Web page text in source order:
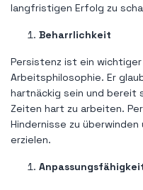
langfristigen Erfolg zu
Beharrlichkeit
Persistenz ist ein
Arbeitsphilosophie. Er
hartnäckig sein und bereit
Zeiten hart zu arbeiten.
Hindernisse zu
erzielen.